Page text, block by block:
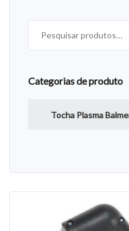
Categorias de produto